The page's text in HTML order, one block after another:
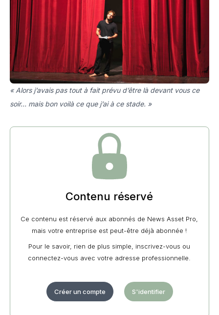
« Alors j’avais pas tout à fait prévu d’être là devant vous ce
soir… mais bon voilà ce que j’ai à ce stade. »
Contenu réservé
Ce contenu est réservé aux abonnés de News Asset Pro,
mais votre entreprise est peut-être déjà abonnée !
Pour le savoir, rien de plus simple, inscrivez-vous ou
connectez-vous avec votre adresse professionnelle.
Créer un compte S'identifier